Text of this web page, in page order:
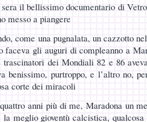
il bellissimo documentario di
messo a piangere
come una pugnalata, un cazzotto
faceva gli auguri di compleanno a
trascinatori dei Mondiali 82 e 86
benissimo, purtroppo, e l’altro no,
corte dei miracoli
anni più di me, Maradona un
la meglio gioventù calcistica,